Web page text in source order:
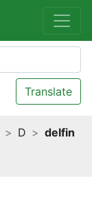
Translate
D delfin